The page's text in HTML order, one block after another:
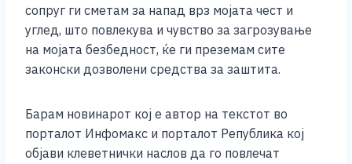
сопруг ги сметам за напад врз мојата чест и
углед, што повлекува и чувство за загрозување
на мојата безбедност, ќе ги преземам сите
законски дозволени средства за заштита.
Барам новинарот кој е автор на текстот во
порталот Инфомакс и порталот Република кој
објави клеветнички наслов да го повлечат